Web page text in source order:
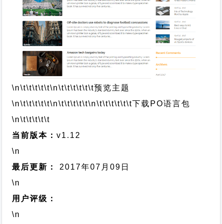
\n\t\t\t\t\t\n\t\t\t\t\t\t预览主题
\n\t\t\t\t\t\n\t\t\t\t\t\n\t\t\t\t\t\t下载PO语言包
\n\t\t\t\t\t
当前版本：v1.12
\n
最后更新：
2017年07月09日
\n
用户评级：
\n